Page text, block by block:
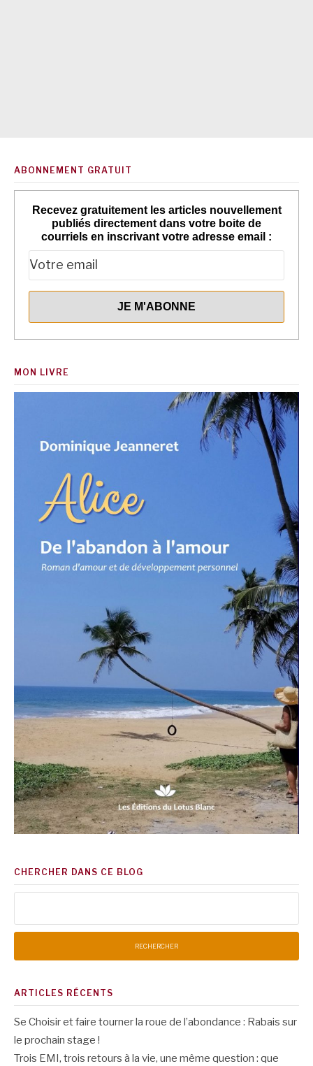
ABONNEMENT GRATUIT
Recevez gratuitement les articles nouvellement
publiés directement dans votre boite de
courriels en inscrivant votre adresse email :
MON LIVRE
CHERCHER DANS CE BLOG
ARTICLES RÉCENTS
Se Choisir et faire tourner la roue de l’abondance : Rabais sur
le prochain stage !
Trois EMI, trois retours à la vie, une même question : que